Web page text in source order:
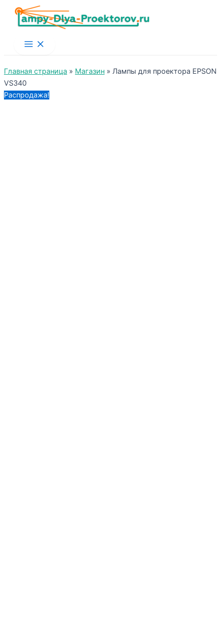
Main
Menu
Главная страница » Магазин » Лампы для проектора EPSON
VS340
Распродажа!